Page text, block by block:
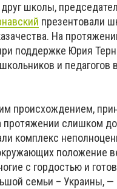
школы,
презентовали
На
поддержке Юрия
и педагогов
происхождением,
слишком
комплекс
положение
с гордостью и
семьи – Украины,